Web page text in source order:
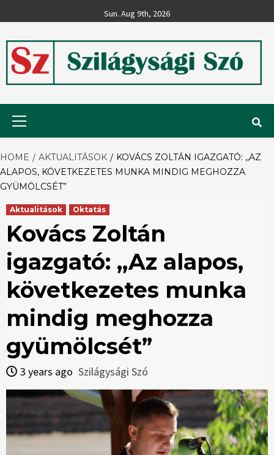
to
Sun. Aug 9th, 2026
Szilágysági
Szó
HOME AKTUALITÁSOK
KOVÁCS ZOLTÁN IGAZGATÓ: ,,AZ
ALAPOS, KÖVETKEZETES MUNKA MINDIG MEGHOZZA
GYÜMÖLCSÉT”
Aktualitások Oktatás
Kovács Zoltán
igazgató: ,,Az alapos,
következetes munka
mindig meghozza
gyümölcsét”
3 years ago Szilágysági Szó